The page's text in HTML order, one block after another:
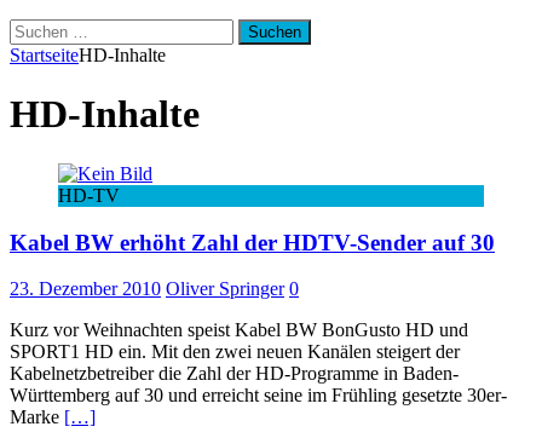
Suchen
nach:
StartseiteHD-Inhalte
HD-Inhalte
HD-TV
Kabel BW erhöht Zahl der HDTV-Sender auf 30
23. Dezember 2010 Oliver Springer 0
Kurz vor Weihnachten speist Kabel BW BonGusto HD und
SPORT1 HD ein. Mit den zwei neuen Kanälen steigert der
Kabelnetzbetreiber die Zahl der HD-Programme in Baden-
Württemberg auf 30 und erreicht seine im Frühling gesetzte 30er-
Marke […]